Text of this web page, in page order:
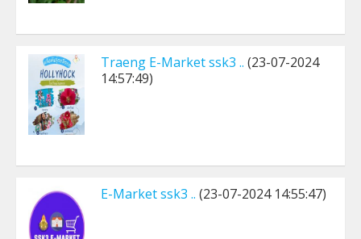
Traeng E-Market ssk3 .. (23-07-2024
14:57:49)
E-Market ssk3 .. (23-07-2024 14:55:47)